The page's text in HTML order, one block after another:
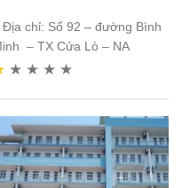
chỉ: Số 92 – đường Bình
– TX Cửa Lò – NA
★ ★ ★ ★